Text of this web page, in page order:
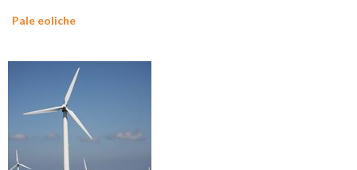
Pale eoliche